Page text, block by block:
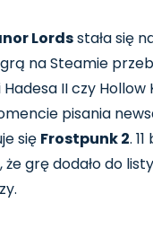
Lordsstała się
na Steamie
II czy Hollow
pisania
się Frostpunk 2.
że grę dodało do